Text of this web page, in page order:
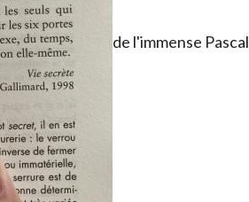
de l'immense Pascal